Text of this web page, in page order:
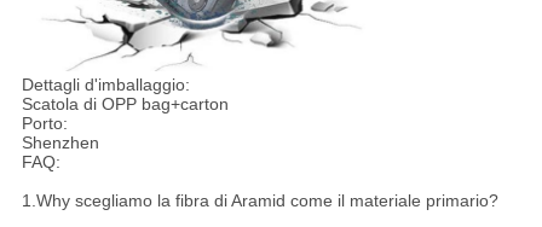
Dettagli d'imballaggio:
Scatola di OPP bag+carton
Porto:
Shenzhen
FAQ:
1.Why scegliamo la fibra di Aramid come il materiale primario?